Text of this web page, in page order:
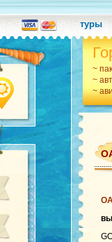
туры
~
~
~